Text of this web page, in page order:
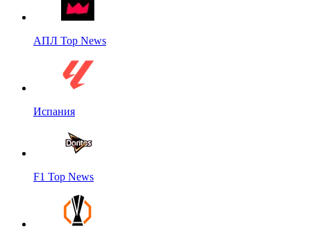
АПЛ Top News
Испания
F1 Top News